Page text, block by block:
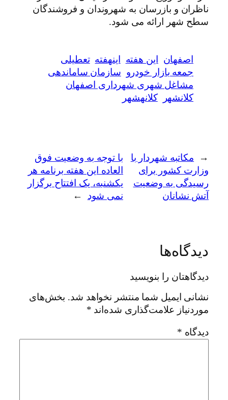
ناظران و بازرسان به شهروندان و فروشندگان
سطح شهر ارائه می شود.
اصفهان این هفته اینهفته تعطیلی
جمعه بازار خودرو سازمان ساماندهی
مشاغل شهری شهرداری اصفهان
کلانشهر
کلانهشهر
←
مکاتبه شهردار با
وزارت کشور برای
رسیدگی به وضعیت
آتش نشانان
با توجه به وضعیت فوق
العاده این هفته برنامه هر
یکشنبه، یک افتتاح برگزار
نمی شود
→
دیدگاه‌ها
دیدگاهتان را بنویسید
نشانی ایمیل شما منتشر نخواهد شد. بخش‌های
موردنیاز علامت‌گذاری شده‌اند *
دیدگاه *